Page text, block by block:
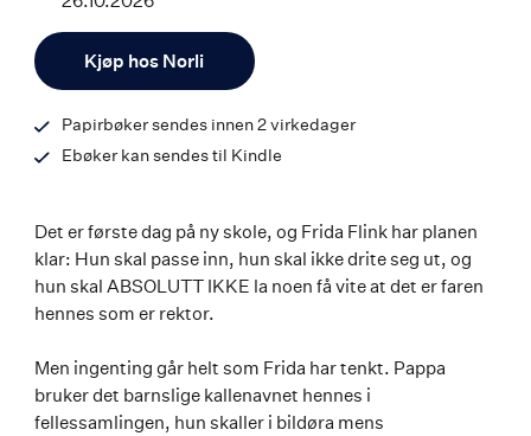
Kjøp hos Norli
9788203464560
Papirbøker sendes innen 2 virkedager
Ebøker kan sendes til Kindle
Det er første dag på ny skole, og Frida Flink har planen
klar: Hun skal passe inn, hun skal ikke drite seg ut, og
hun skal ABSOLUTT IKKE la noen få vite at det er faren
hennes som er rektor.
Men ingenting går helt som Frida har tenkt. Pappa
bruker det barnslige kallenavnet hennes i
fellessamlingen, hun skaller i bildøra mens